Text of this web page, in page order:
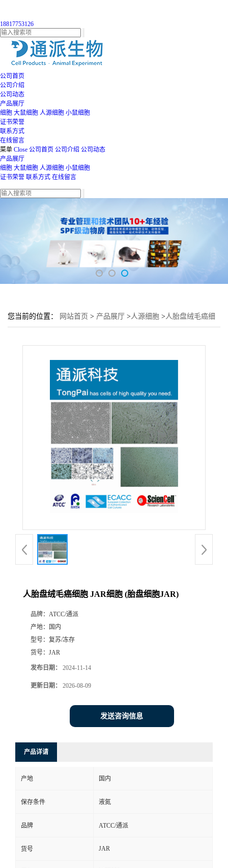
18817753126
公司首页
公司介绍
公司动态
产品展厅
细胞 大鼠细胞 人源细胞 小鼠细胞
证书荣誉
联系方式
在线留言
菜单 Close 公司首页 公司介绍 公司动态
产品展厅
细胞 大鼠细胞 人源细胞 小鼠细胞
证书荣誉 联系方式 在线留言
您当前的位置： 网站首页 > 产品展厅 >人源细胞 >人胎盘绒毛癌细
人胎盘绒毛癌细胞 JAR细胞 (胎盘细胞JAR)
品牌： ATCC/通派
产地：
国内
型号： 复苏/冻存
货号： JAR
发布日期： 2024-11-14
更新日期： 2026-08-09
发送咨询信息
产品详请
产地 国内
保存条件 液氮
品牌 ATCC/通派
货号 JAR